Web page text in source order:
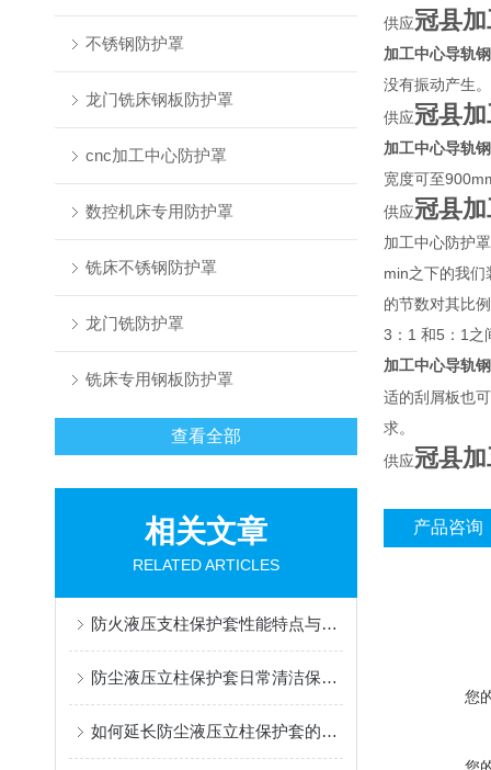
不锈钢防护罩
龙门铣床钢板防护罩
cnc加工中心防护罩
数控机床专用防护罩
铣床不锈钢防护罩
龙门铣防护罩
铣床专用钢板防护罩
查看全部
相关文章
RELATED ARTICLES
防火液压支柱保护套性能特点与阻燃防护应用
防尘液压立柱保护套日常清洁保养与更换规范
如何延长防尘液压立柱保护套的使用寿命？
供应冠县
加工中心导轨
没有振动产生。
供应冠县
加工中心导轨
宽度可至
供应冠县
加工中心防护
min之下的我
的节数对其比
3：1 和5：1之
加工中心导轨
适的刮屑板也
求。
供应冠县
产品咨询
您